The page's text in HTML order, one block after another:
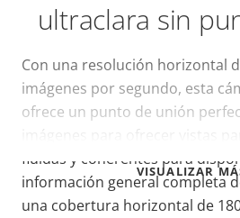
VISUALIZAR
ultraclara sin
Con una resolución horizontal
imágenes por segundo, esta
ofrece un punto de unión
imágenes para ofrecer vistas
fluidas y coherentes para
información general completa
una cobertura horizontal de